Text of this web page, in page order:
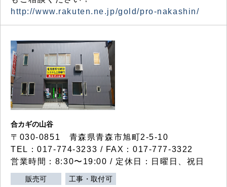
http://www.rakuten.ne.jp/gold/pro-nakashin/
合カギの山谷
〒030-0851 青森県青森市旭町2-5-10
TEL：017-774-3233 / FAX：017-777-3322
営業時間：8:30〜19:00 / 定休日：日曜日、祝日
販売可 工事・取付可